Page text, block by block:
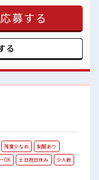
ど暮らしに必要な備品
ので車の持込もOK！
ップルやお友達との
心♪ 空調が完備されて
お仕事できちゃいます
べられます☆ 派手すぎ
応募する
る
残業少なめ
制服あり
OK 土日祝日休み
少人数